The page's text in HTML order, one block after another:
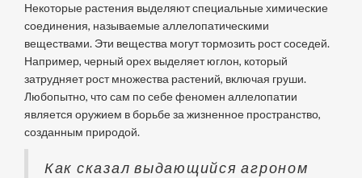
Некоторые растения выделяют специальные химические
соединения, называемые аллелопатическими
веществами. Эти вещества могут тормозить рост соседей.
Например, черный орех выделяет юглон, который
затрудняет рост множества растений, включая груши.
Любопытно, что сам по себе феномен аллелопатии
является оружием в борьбе за жизненное пространство,
созданным природой.
Как сказал выдающийся агроном